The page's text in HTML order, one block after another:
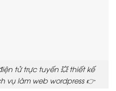
tử trực tuyến 💥 thiết kế
vụ làm web wordpress 👉